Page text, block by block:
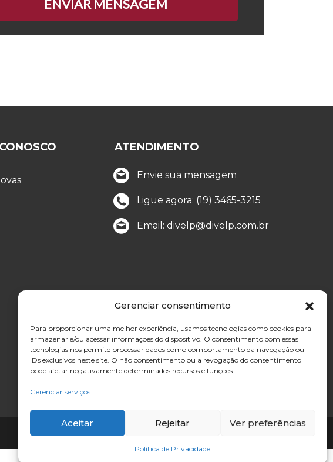
Gerenciar consentimento
Para proporcionar uma melhor experiência, usamos tecnologias como cookies para
armazenar e/ou acessar informações do dispositivo. O consentimento com essas
tecnologias nos permite processar dados como comportamento da navegação ou
IDs exclusivos neste site. O não consentimento ou a revogação do consentimento
pode afetar negativamente determinados recursos e funções.
Gerenciar serviços
Aceitar Rejeitar Ver preferências
Política de Privacidade
ENVIAR MENSAGEM
ATENDIMENTO
Envie sua mensagem
Ligue agora: (19) 3465-3215
Email: divelp@divelp.com.br